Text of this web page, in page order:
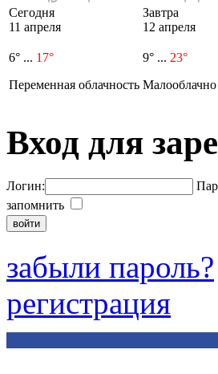
Сегодня
11 апреля
Завтра
12 апреля
6° ... 17°
Переменная облачность
9° ... 23°
Малооблачно
Вход для
Логин:
запомнить
забыли пароль?
регистрация